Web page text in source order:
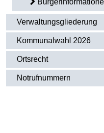
Verwaltungsgliederung
Kommunalwahl 2026
Ortsrecht
Notrufnummern